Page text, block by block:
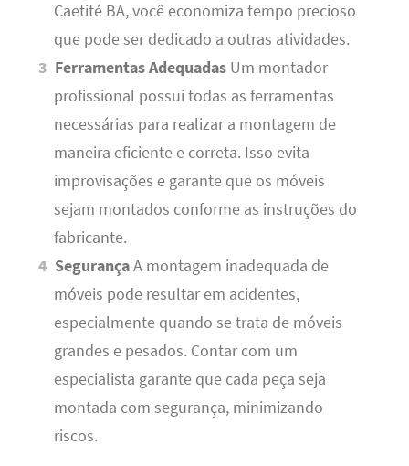
Caetité BA, você economiza tempo precioso
que pode ser dedicado a outras atividades.
Ferramentas Adequadas Um montador
profissional possui todas as ferramentas
necessárias para realizar a montagem de
maneira eficiente e correta. Isso evita
improvisações e garante que os móveis
sejam montados conforme as instruções do
fabricante.
SegurançaA montagem inadequada de
móveis pode resultar em acidentes,
especialmente quando se trata de móveis
grandes e pesados. Contar com um
especialista garante que cada peça seja
montada com segurança, minimizando
riscos.